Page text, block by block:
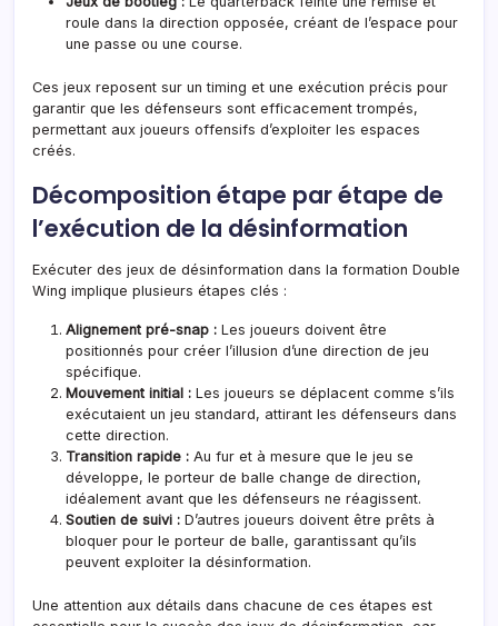
roule dans la direction opposée, créant de l’espace pour
une passe ou une course.
Ces jeux reposent sur un timing et une exécution précis pour
garantir que les défenseurs sont efficacement trompés,
permettant aux joueurs offensifs d’exploiter les espaces
créés.
Décomposition étape par étape de
l’exécution de la désinformation
Exécuter des jeux de désinformation dans la formation Double
Wing implique plusieurs étapes clés :
Alignement pré-snap : Les joueurs doivent être
positionnés pour créer l’illusion d’une direction de jeu
spécifique.
Mouvement initial : Les joueurs se déplacent comme s’ils
exécutaient un jeu standard, attirant les défenseurs dans
cette direction.
Transition rapide : Au fur et à mesure que le jeu se
développe, le porteur de balle change de direction,
idéalement avant que les défenseurs ne réagissent.
Soutien de suivi : D’autres joueurs doivent être prêts à
bloquer pour le porteur de balle, garantissant qu’ils
peuvent exploiter la désinformation.
Une attention aux détails dans chacune de ces étapes est